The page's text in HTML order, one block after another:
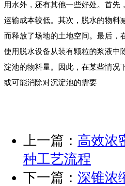
用水外，还有其他一些好处。首先
运输成本较低。其次，脱水的物料
而释放了场地的土地空间。最后，
使用脱水设备从装有颗粒的浆液中
淀池的物料量。因此，在某些情况
或可能消除对沉淀池的需要
上一篇： 高效浓
种工艺流程
下一篇： 深锥浓